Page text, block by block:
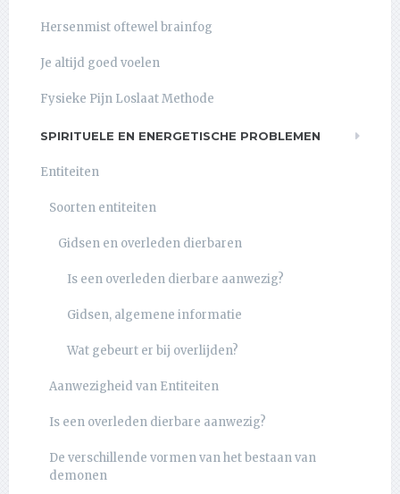
Hersenmist oftewel brainfog
Je altijd goed voelen
Fysieke Pijn Loslaat Methode
SPIRITUELE EN ENERGETISCHE PROBLEMEN
Entiteiten
Soorten entiteiten
Gidsen en overleden dierbaren
Is een overleden dierbare aanwezig?
Gidsen, algemene informatie
Wat gebeurt er bij overlijden?
Aanwezigheid van Entiteiten
Is een overleden dierbare aanwezig?
De verschillende vormen van het bestaan van
demonen